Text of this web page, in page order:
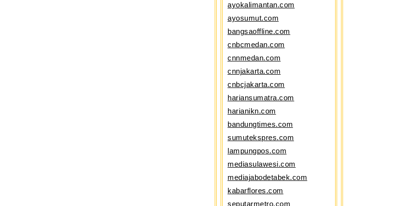
ayokalimantan.com
ayosumut.com
bangsaoffline.com
cnbcmedan.com
cnnmedan.com
cnnjakarta.com
cnbcjakarta.com
hariansumatra.com
harianikn.com
bandungtimes.com
sumutekspres.com
lampungpos.com
mediasulawesi.com
mediajabodetabek.com
kabarflores.com
seputarmetro.com